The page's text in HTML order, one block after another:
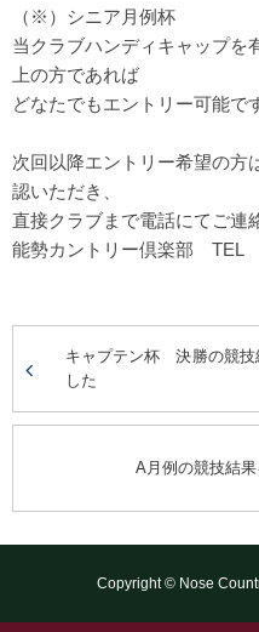
（※）シニア月例杯
当クラブハンディキャップを
上の方であれば
どなたでもエントリー可能で
次回以降エントリー希望の方
認いただき、
直接クラブまで電話にてご連
能勢カントリー倶楽部 TEL
キャプテン杯 決勝の競技
した
A月例の競技結
Copyright © Nose